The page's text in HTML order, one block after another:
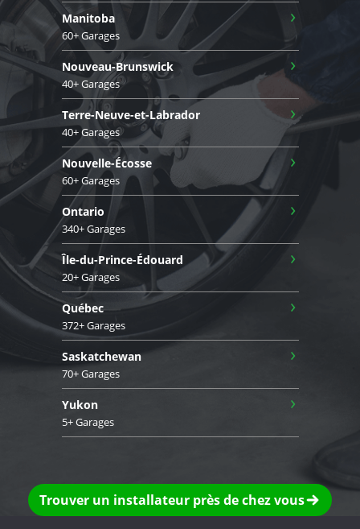
Manitoba
60+ Garages
›
Nouveau-Brunswick
40+ Garages
›
Terre-Neuve-et-Labrador
40+ Garages
›
Nouvelle-Écosse
60+ Garages
›
Ontario
340+ Garages
›
Île-du-Prince-Édouard
20+ Garages
›
Québec
372+ Garages
›
Saskatchewan
70+ Garages
›
Yukon
5+ Garages
›
Trouver un installateur près de chez vous